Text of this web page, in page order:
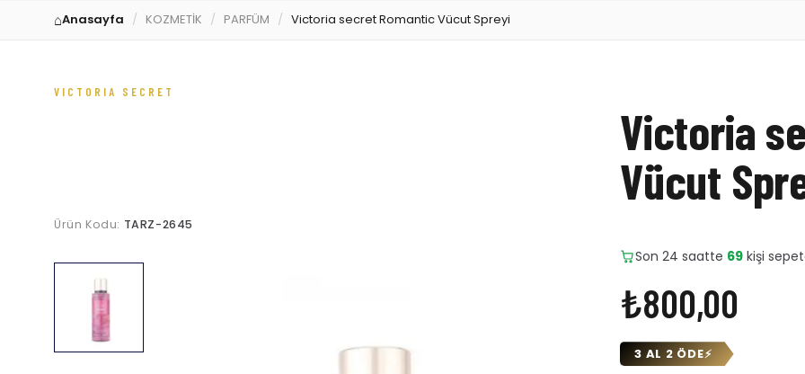
Anasayfa KOZMETİK PARFÜM Victoria secret Romantic Vücut Spreyi
VICTORIA SECRET
Victoria
Vücut
Ürün Kodu: TARZ-2645
Son 24 saatte 5adet
₺800,00
3 AL 2 ÖDE⚡